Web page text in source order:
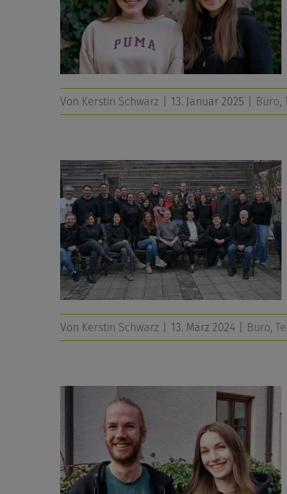
Von Kerstin Schwarz 13. Januar 2025 Büro,
Von Kerstin Schwarz 13. März 2024 Büro,